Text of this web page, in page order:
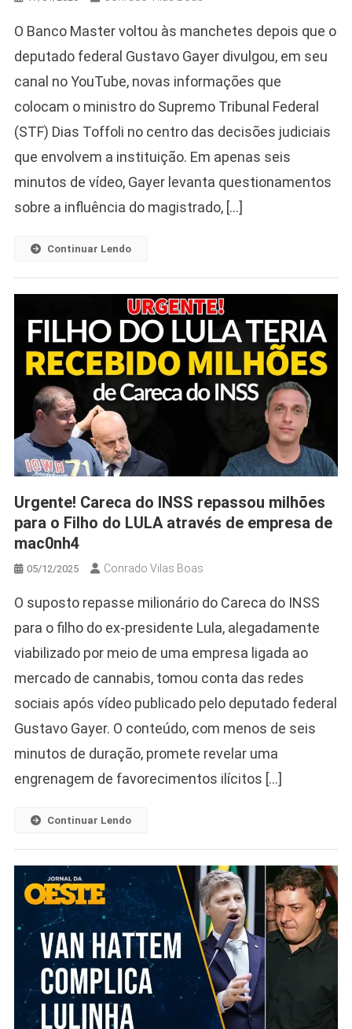
O Banco Master voltou às manchetes depois que o
deputado federal Gustavo Gayer divulgou, em seu
canal no YouTube, novas informações que
colocam o ministro do Supremo Tribunal Federal
(STF) Dias Toffoli no centro das decisões judiciais
que envolvem a instituição. Em apenas seis
minutos de vídeo, Gayer levanta questionamentos
sobre a influência do magistrado, […]
Continuar Lendo
Urgente! Careca do INSS repassou milhões
para o Filho do LULA através de empresa de
mac0nh4
05/12/2025 Conrado Vilas Boas
O suposto repasse milionário do Careca do INSS
para o filho do ex-presidente Lula, alegadamente
viabilizado por meio de uma empresa ligada ao
mercado de cannabis, tomou conta das redes
sociais após vídeo publicado pelo deputado federal
Gustavo Gayer. O conteúdo, com menos de seis
minutos de duração, promete revelar uma
engrenagem de favorecimentos ilícitos […]
Continuar Lendo